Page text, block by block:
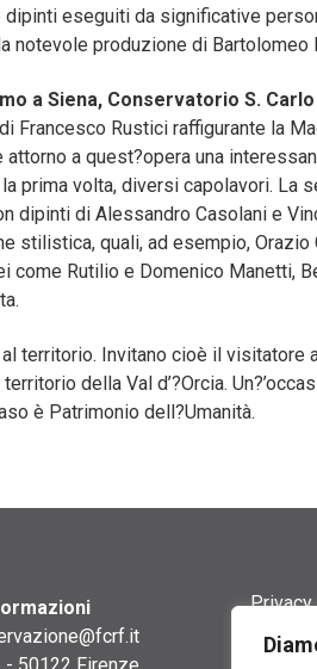
eseguiti da significative
notevole produzione di Bartolomeo
a Siena, Conservatorio S.
Francesco Rustici raffigurante la
a quest?opera una
prima volta, diversi capolavori. La
di Alessandro Casolani e
quali, ad esempio,
Rutilio e Domenico Manetti,
territorio. Invitano cioè il visitatore
della Val d’?Orcia.
è Patrimonio dell?Umanità.